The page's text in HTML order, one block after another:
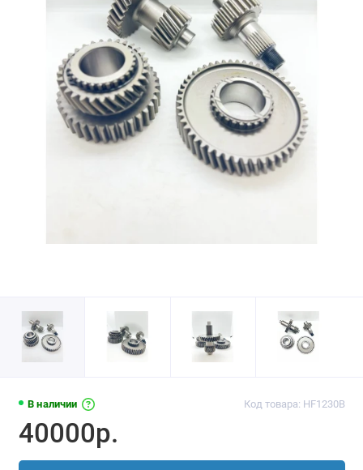
В наличии Код товара: HF1230B
40000р.